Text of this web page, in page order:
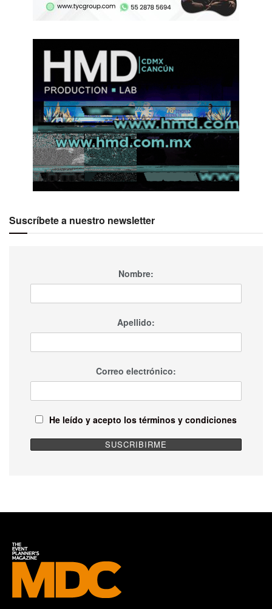
Suscríbete a nuestro newsletter
Nombre:
Apellido:
Correo electrónico:
He leído y acepto los términos y condiciones